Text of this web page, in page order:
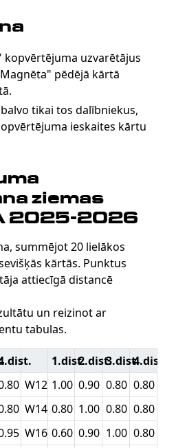
kopvērtējuma uzvarētājus
pēdējā kārtā
tikai tos dalībniekus,
ieskaites kārtu
ziemas
2025-2026
summējot 20 lielākos
kārtās. Punktus
attiecīgā distancē
un reizinot ar
tabulas.
1.dist.2.dist.3.dist.4.dist.
W12 1.00 0.90 0.80 0.80
W14 0.80 1.00 0.80 0.80
W16 0.60 0.90 1.00 0.80